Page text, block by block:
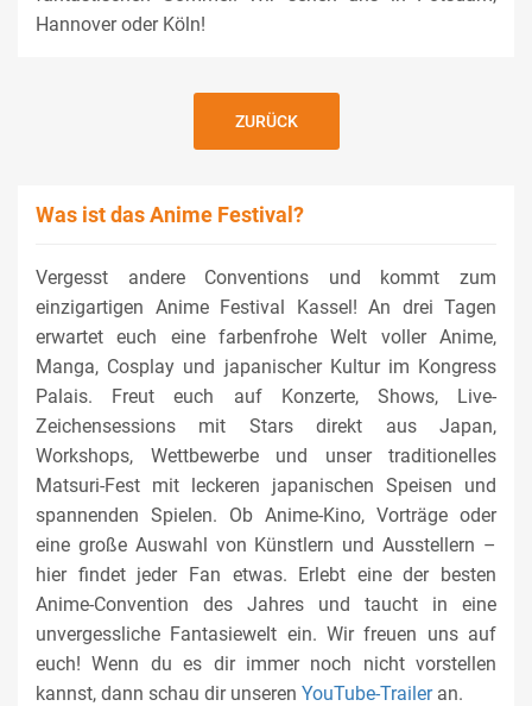
Hannover oder Köln!
ZURÜCK
Was ist das Anime Festival?
Vergesst andere Conventions und kommt zum
einzigartigen Anime Festival Kassel! An drei Tagen
erwartet euch eine farbenfrohe Welt voller Anime,
Manga, Cosplay und japanischer Kultur im Kongress
Palais. Freut euch auf Konzerte, Shows, Live-
Zeichensessions mit Stars direkt aus Japan,
Workshops, Wettbewerbe und unser traditionelles
Matsuri-Fest mit leckeren japanischen Speisen und
spannenden Spielen. Ob Anime-Kino, Vorträge oder
eine große Auswahl von Künstlern und Ausstellern –
hier findet jeder Fan etwas. Erlebt eine der besten
Anime-Convention des Jahres und taucht in eine
unvergessliche Fantasiewelt ein. Wir freuen uns auf
euch! Wenn du es dir immer noch nicht vorstellen
kannst, dann schau dir unseren YouTube-Traileran.